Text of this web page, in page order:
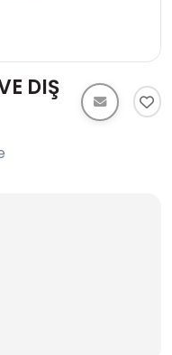
DIŞ